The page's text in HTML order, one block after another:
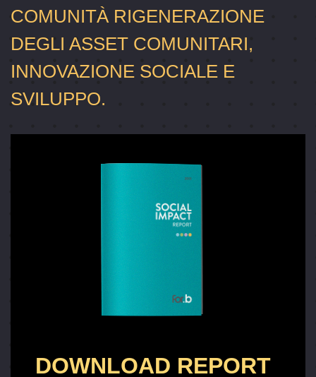
COMUNITÀ RIGENERAZIONE
DEGLI ASSET COMUNITARI,
INNOVAZIONE SOCIALE E
SVILUPPO.
DOWNLOAD REPORT